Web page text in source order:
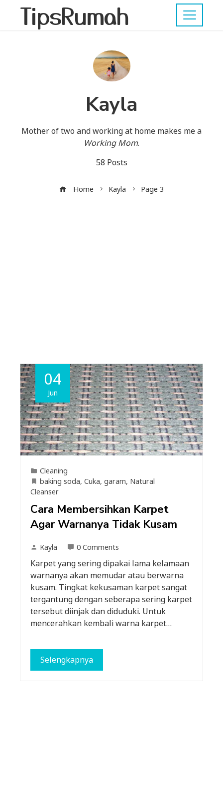
TipsRumah
Kayla
Mother of two and working at home makes me a
Working Mom.
58 Posts
Home Kayla Page 3
04
Jun
Cleaning
baking soda, Cuka, garam, Natural
Cleanser
Cara Membersihkan Karpet
Agar Warnanya Tidak Kusam
Kayla 0 Comments
Karpet yang sering dipakai lama kelamaan
warnanya akan memudar atau berwarna
kusam. Tingkat kekusaman karpet sangat
tergantung dengan seberapa sering karpet
tersebut diinjak dan diduduki. Untuk
mencerahkan kembali warna karpet…
Selengkapnya